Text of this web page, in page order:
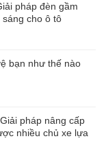
pháp đèn gầm
cho ô tô
bạn như thế nào
pháp nâng cấp
nhiều chủ xe lựa